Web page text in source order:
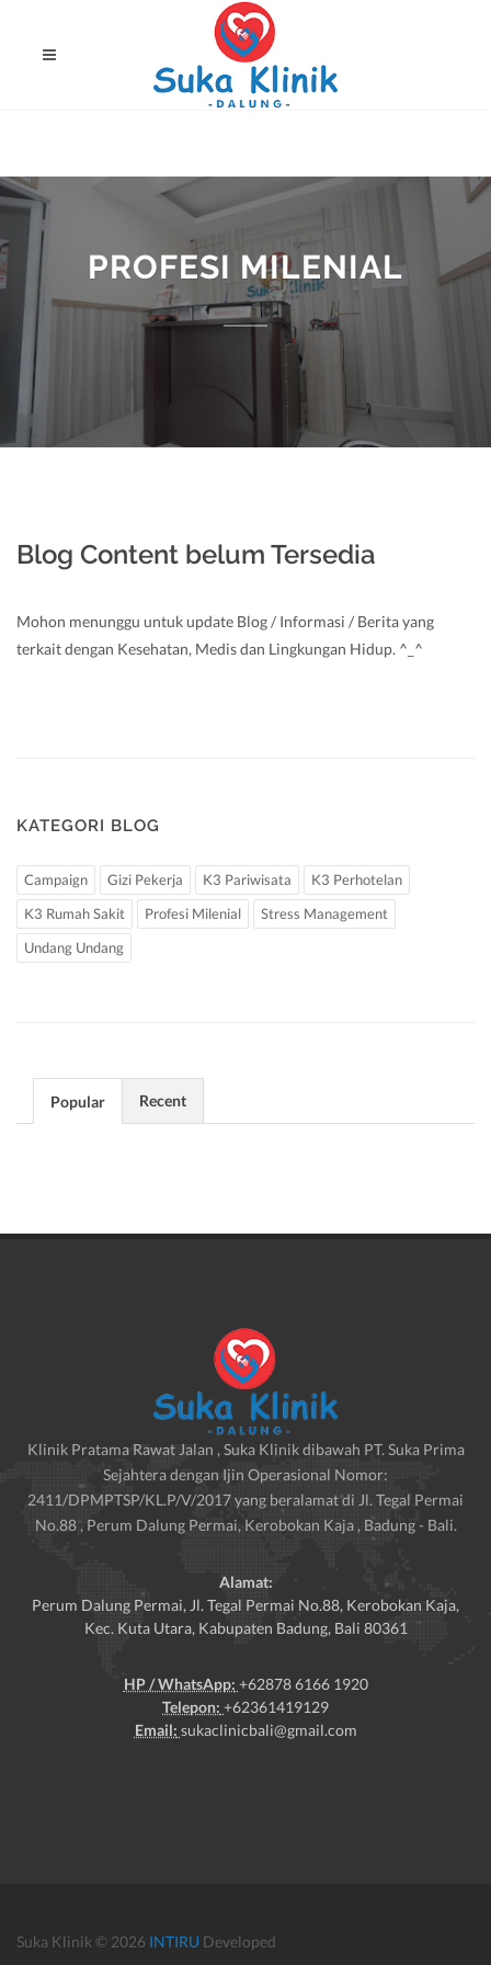
PROFESI MILENIAL
Blog Content belum Tersedia
Mohon menunggu untuk update Blog / Informasi / Berita yang
terkait dengan Kesehatan, Medis dan Lingkungan Hidup. ^_^
KATEGORI BLOG
Campaign Gizi Pekerja K3 Pariwisata
K3 Perhotelan
K3 Rumah Sakit
Profesi Milenial
Stress Management
Undang Undang
Popular Recent
Klinik Pratama Rawat Jalan , Suka Klinik dibawah PT. Suka Prima
Sejahtera dengan Ijin Operasional Nomor:
2411/DPMPTSP/KL.P/V/2017 yang beralamat di Jl. Tegal Permai
No.88 , Perum Dalung Permai, Kerobokan Kaja , Badung - Bali.
Alamat:
Perum Dalung Permai, Jl. Tegal Permai No.88, Kerobokan Kaja,
Kec. Kuta Utara, Kabupaten Badung, Bali 80361
HP / WhatsApp: +62878 6166 1920
Telepon: +62361419129
Email: sukaclinicbali@gmail.com
Suka Klinik © 2026 INTIRU Developed